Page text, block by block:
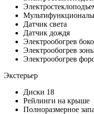
Датчик света
Датчик дождя
Электрообогрев
Электрообогрев
Электрообогрев
Экстерьер
Диски 18
Рейлинги на крыше
Полноразмерное